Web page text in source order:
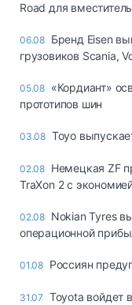
Road для
06.08 Бренд Eisen
грузовиков Scania,
05.08 «Кордиант»
прототипов шин
03.08 Toyo
02.08 Немецкая ZF
TraXon 2 с
02.08 Nokian Tyres
операционной
01.08 Россиян
31.07 Toyota войдет